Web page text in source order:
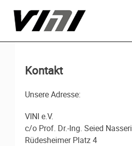
Kontakt
Unsere Adresse:
VINI e.V.
c/o Prof. Dr.-Ing. Seied Nasseri
Rüdesheimer Platz 4